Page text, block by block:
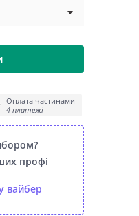
Оплата частинами
4 платежі
профі
вайбер